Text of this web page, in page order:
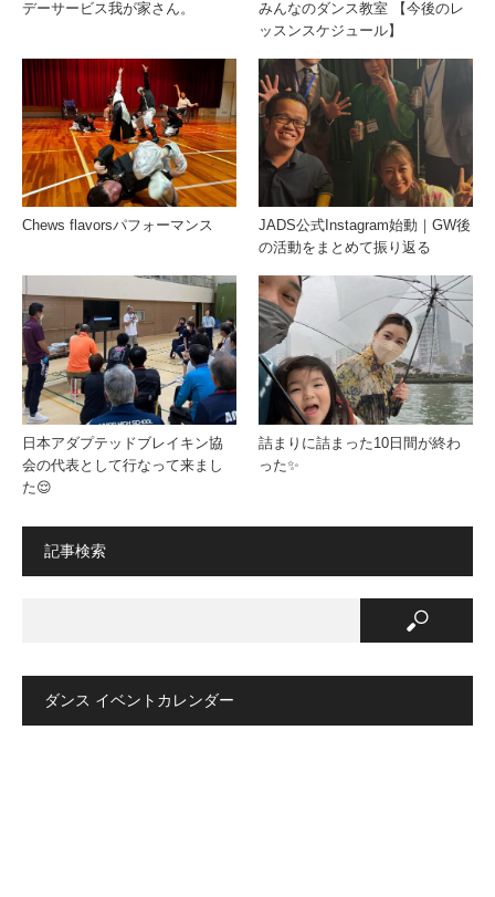
デーサービス我が家さん。
みんなのダンス教室 【今後のレ
ッスンスケジュール】
Chews flavorsパフォーマンス
JADS公式Instagram始動｜GW後
の活動をまとめて振り返る
日本アダプテッドブレイキン協
会の代表として行なって来まし
た😌
詰まりに詰まった10日間が終わ
った✨
記事検索
ダンス イベントカレンダー